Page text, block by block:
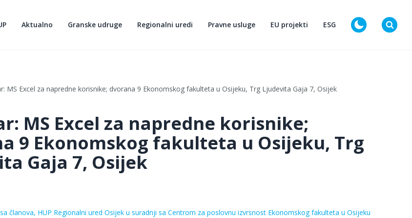
Aktualno Granske udruge Regionalni uredi Pravne usluge EU projekti ESG D
MS Excel za napredne korisnike; dvorana 9 Ekonomskog fakulteta u Osijeku, Trg Ljudevita Gaja 7, Osijek
MS Excel za napredne korisnike;
9 Ekonomskog fakulteta u Osijeku, Trg
Gaja 7, Osijek
članova, HUP Regionalni ured Osijek u suradnji sa Centrom za poslovnu izvrsnost Ekonomskog fakulteta u Osijeku